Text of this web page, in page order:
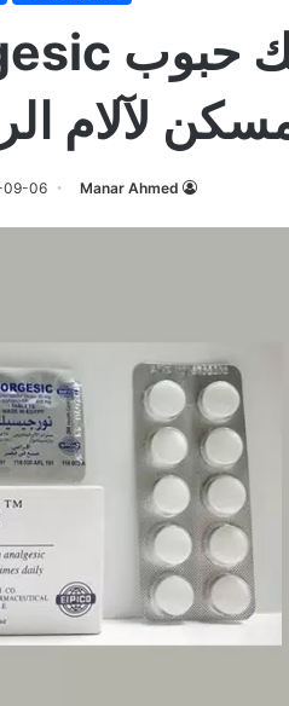
لآلام
Manar Ahmed
09-06